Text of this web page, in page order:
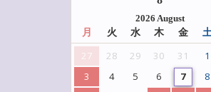
2026 August
月
火 水 木 金
27 28 29 30 31 1
3
4 5 6 7 8